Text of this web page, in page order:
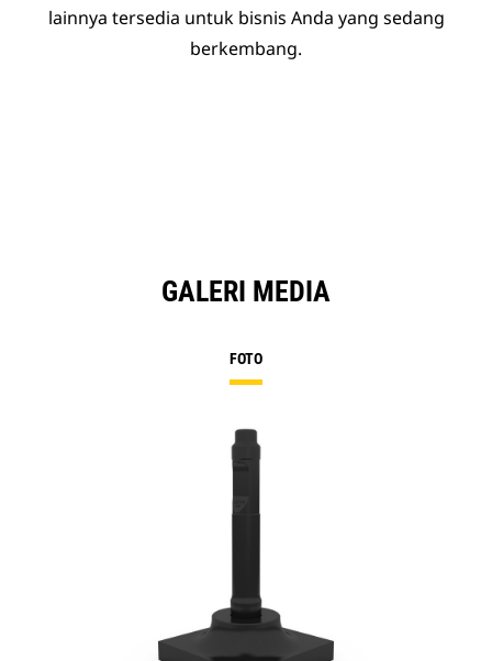
lainnya tersedia untuk bisnis Anda yang sedang
berkembang.
GALERI MEDIA
FOTO